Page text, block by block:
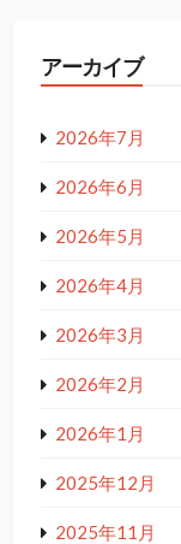
アーカイブ
2026年7月
2026年6月
2026年5月
2026年4月
2026年3月
2026年2月
2026年1月
2025年12月
2025年11月